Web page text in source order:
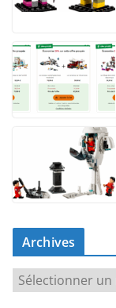
Archives
r